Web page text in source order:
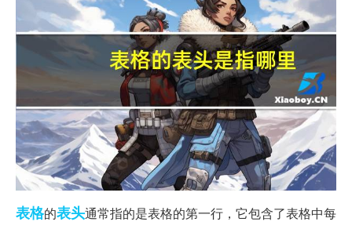
表格的表头通常指的是表格的第一行，它包含了表格中每